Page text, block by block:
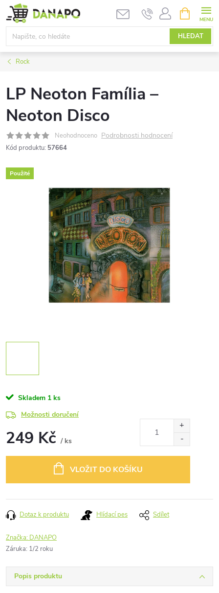
Přejít
na
obsah
HLEDAT
NÁKUPNÍ
KOŠÍK
Rock
LP Neoton Família –
Neoton Disco
Neohodnoceno Podrobnosti hodnocení
Kód produktu: 57664
Použité
Skladem 1 ks
Možnosti doručení
249 Kč / ks
VLOŽIT DO KOŠÍKU
Dotaz k produktu Hlídací pes Sdílet
Značka: DANAPO
Záruka: 1/2 roku
Popis produktu